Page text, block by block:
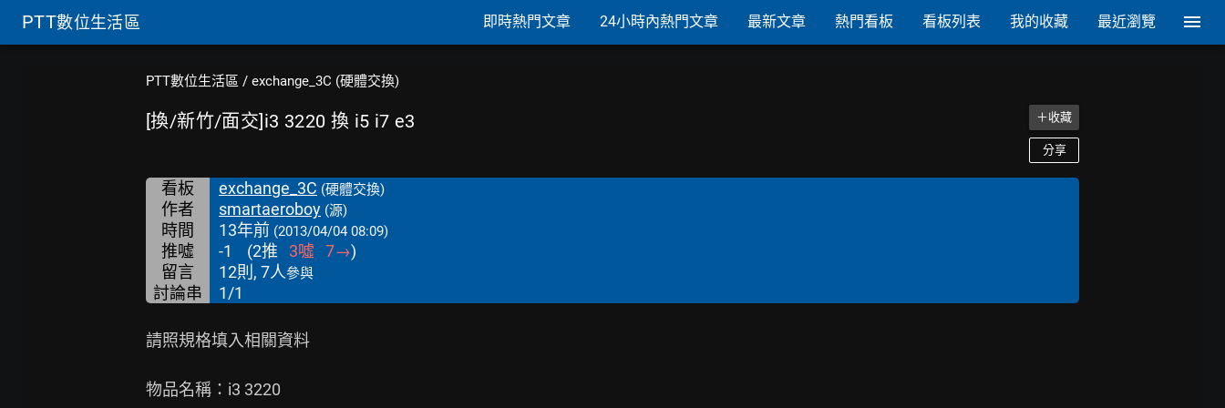
PTT數位生活區 即時熱門文章 24小時內熱門文章 最新文章 熱門看板 看板列表 我的收藏 最近瀏覽
PTT數位生活區 / exchange_3C (硬體交換)
[換/新竹/面交]i3 3220 換 i5 i7 e3 ＋收藏
分享
看板 exchange_3C (硬體交換)
作者 smartaeroboy (源)
時間 13年前 (2013/04/04 08:09)
推噓 -1 (2推 3噓 7→)
留言
12則, 7人參與
討論串 1/1
請照規格填入相關資料
物品名稱：i3 3220